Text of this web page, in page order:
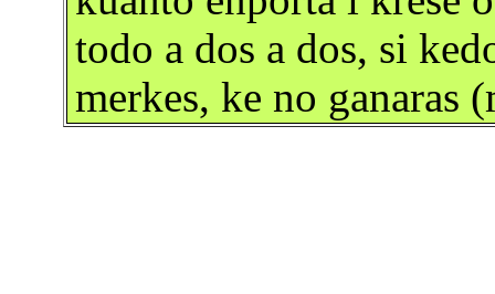
todo a dos a dos, si
merkes, ke no ganaras